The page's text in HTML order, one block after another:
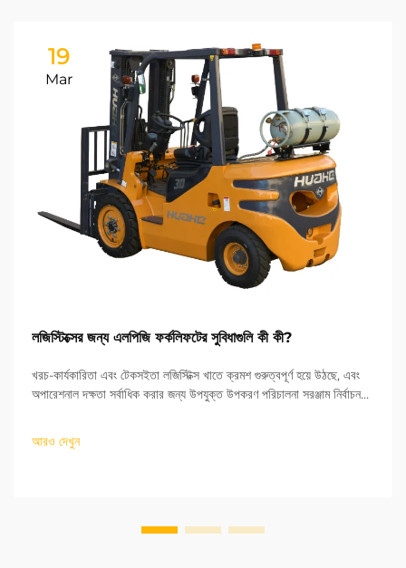
19
Mar
লজিস্টিক্সের জন্য এলপিজি ফর্কলিফটের সুবিধাগুলি কী কী?
খরচ-কার্যকারিতা এবং টেকসইতা লজিস্টিক্স খাতে ক্রমশ গুরুত্বপূর্ণ হয়ে উঠছে, এবং
অপারেশনাল দক্ষতা সর্বাধিক করার জন্য উপযুক্ত উপকরণ পরিচালনা সরঞ্জাম নির্বাচন
আরও দেখুন